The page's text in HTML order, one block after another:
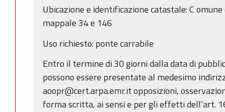
Ubicazione e identificazione catastale: C
mappale 34 e 146
Uso richiesto: ponte carrabile
Entro il termine di 30 giorni dalla data di
possono essere presentate al medesimo
aoopr@cert.arpa.emr.it opposizioni,
forma scritta, ai sensi e per gli effetti dell’art.